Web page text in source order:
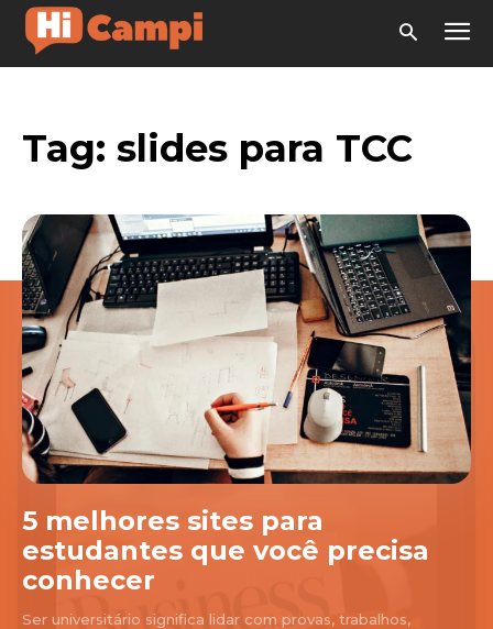
Tag: slides para TCC
5 melhores sites para
estudantes que você precisa
conhecer
Ser universitário significa lidar com provas, trabalhos,